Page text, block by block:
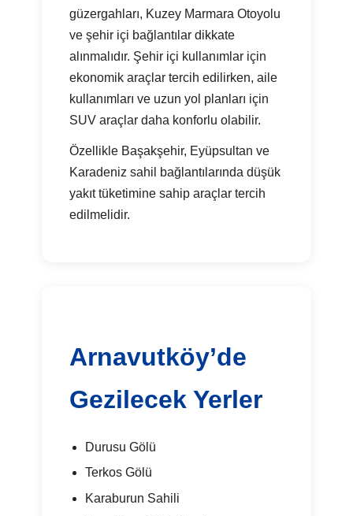
güzergahları, Kuzey Marmara Otoyolu
ve şehir içi bağlantılar dikkate
alınmalıdır. Şehir içi kullanımlar için
ekonomik araçlar tercih edilirken, aile
kullanımları ve uzun yol planları için
SUV araçlar daha konforlu olabilir.
Özellikle Başakşehir, Eyüpsultan ve
Karadeniz sahil bağlantılarında düşük
yakıt tüketimine sahip araçlar tercih
edilmelidir.
Arnavutköy’de
Gezilecek Yerler
Durusu Gölü
Terkos Gölü
Karaburun Sahili